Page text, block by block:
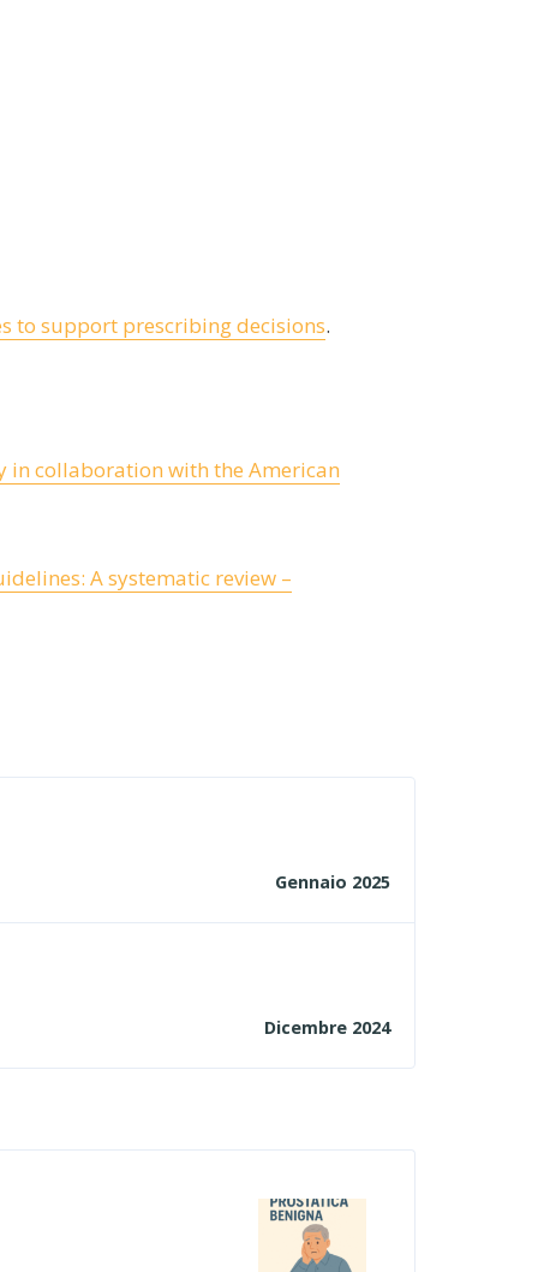
to support prescribing decisions.
in collaboration with the American
A systematic review –
Gennaio 2025
Dicembre 2024